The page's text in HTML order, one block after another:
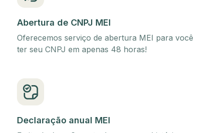
Abertura de CNPJ MEI
Oferecemos serviço de abertura MEI para você
ter seu CNPJ em apenas 48 horas!
Declaração anual MEI